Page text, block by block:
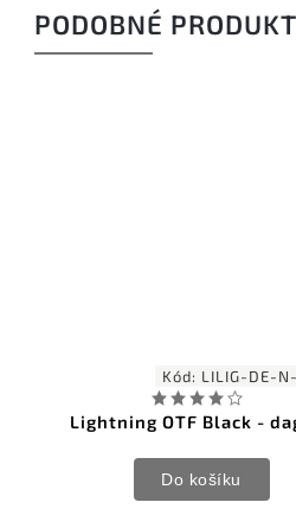
PODOBNÉ
Kód: LILIG-DE-
Lightning OTF Black -
Do košíku